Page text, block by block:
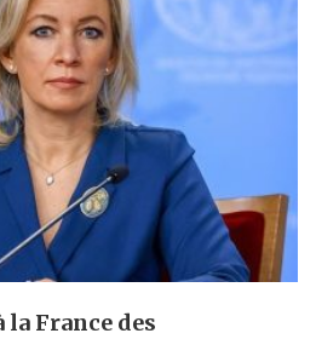
la France des